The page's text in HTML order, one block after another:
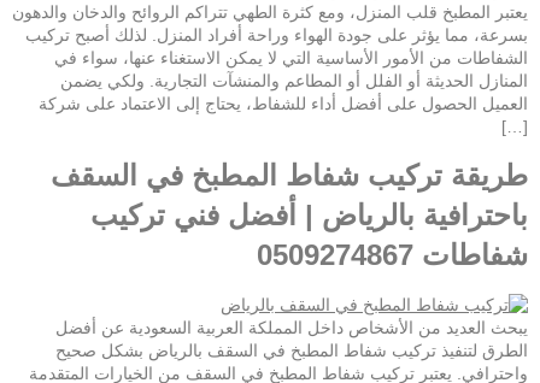
يعتبر المطبخ قلب المنزل، ومع كثرة الطهي تتراكم الروائح والدخان والدهون
بسرعة، مما يؤثر على جودة الهواء وراحة أفراد المنزل. لذلك أصبح تركيب
الشفاطات من الأمور الأساسية التي لا يمكن الاستغناء عنها، سواء في
المنازل الحديثة أو الفلل أو المطاعم والمنشآت التجارية. ولكي يضمن
العميل الحصول على أفضل أداء للشفاط، يحتاج إلى الاعتماد على شركة
[…]
طريقة تركيب شفاط المطبخ في السقف
باحترافية بالرياض | أفضل فني تركيب
شفاطات 0509274867
يبحث العديد من الأشخاص داخل المملكة العربية السعودية عن أفضل
الطرق لتنفيذ تركيب شفاط المطبخ في السقف بالرياض بشكل صحيح
واحترافي. يعتبر تركيب شفاط المطبخ في السقف من الخيارات المتقدمة